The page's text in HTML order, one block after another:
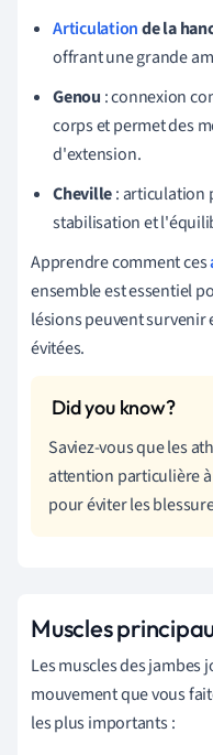
Articulationde la
offrant une grande
Genou : connexion
corps et permet des
d'extension.
Cheville: articulation
stabilisation et
Apprendre comment ces
ensemble est essentiel
lésions peuvent survenir
évitées.
Saviez-vous que les
attention particulière
pour éviter les
Muscles
Les muscles des
mouvement que vous
les plus importants :